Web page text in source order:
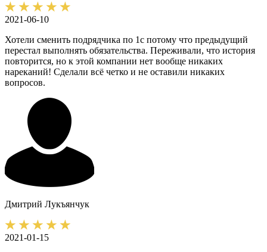
2021-06-10
Хотели сменить подрядчика по 1с потому что предыдущий
перестал выполнять обязательства. Переживали, что история
повторится, но к этой компании нет вообще никаких
нареканий! Сделали всё четко и не оставили никаких
вопросов.
Дмитрий Лукъянчук
2021-01-15